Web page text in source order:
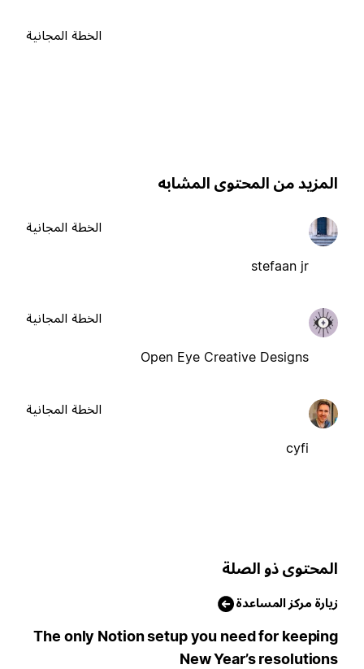
الخطة المجانية
من المحتوى المشابه
stefaan jr
الخطة المجانية
Open Eye Creative Designs
الخطة المجانية
الخطة المجانية
ذو الصلة
مركز المساعدة
The only Notion setup you need for
New Year’s